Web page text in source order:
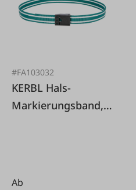
#FA103032
KERBL Hals-
Markierungsband,
Ab